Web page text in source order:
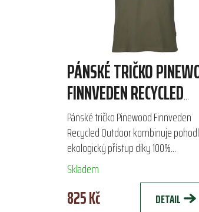
PÁNSKÉ TRIČKO
FINNVEDEN RECYCLED
OUTDOOR
Pánské tričko Pinewood Finnveden
Recycled Outdoor kombinuje
ekologický přístup díky 100%
recyklovanému materiálu,
z bavlny a polyesteru. S véčkovým...
Skladem
825 Kč DETAIL